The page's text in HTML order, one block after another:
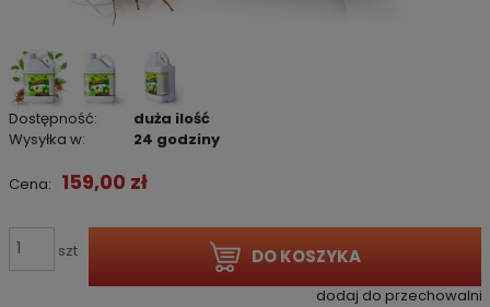
Dostępność:
duża ilość
Wysyłka w:
24 godziny
Cena: 159,00 zł
szt DO KOSZYKA
dodaj do przechowalni